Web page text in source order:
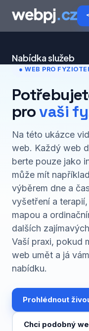
Nabídka služeb
Tvorba e-shopů
SEO optimalizace
Analýza
Online marketing
Správa PPC
Správa sociálních
E-mail marketing
Affiliate
Konzultace
● WEB PRO
provaši
Na této ukázce
web. Každý web
berte pouze jako
může mít
výběrem dne a
vyšetření a
mapou a
dalších
Vaší praxi, pokud
web umět a já
nabídku.
Prohlédnout
Chci podobný